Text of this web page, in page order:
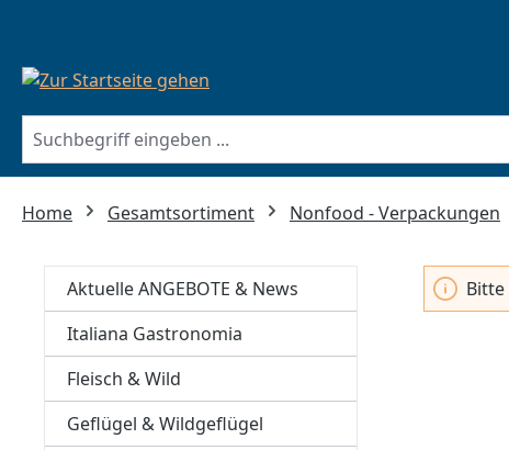
Home Gesamtsortiment Nonfood - Verpackungen
Aktuelle ANGEBOTE & News
Italiana Gastronomia
Fleisch & Wild
Geflügel & Wildgeflügel
Bitte